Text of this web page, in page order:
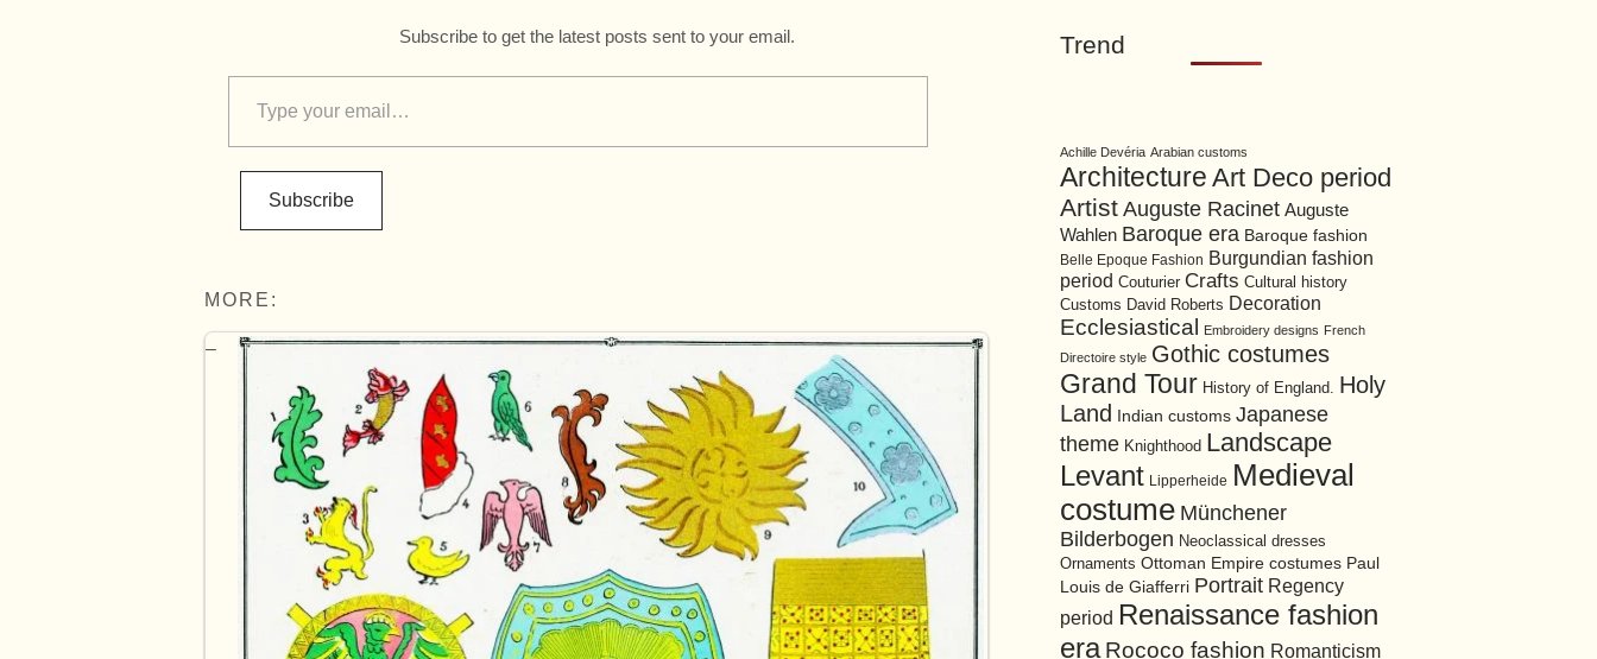
Subscribe to get the latest posts sent to your email.
Subscribe
MORE:
Trend
Achille Devéria Arabian customs
Architecture Art Deco period
Artist Auguste Racinet Auguste
Wahlen Baroque era Baroque fashion
Belle Epoque Fashion Burgundian fashion
period Couturier Crafts Cultural history
Customs David Roberts Decoration
Ecclesiastical Embroidery designs French
Directoire style Gothic costumes
Grand Tour History of England. Holy
Land
Indian customs Japanese
theme Knighthood Landscape
Levant Lipperheide Medieval
costume Münchener
Bilderbogen Neoclassical dresses
Ornaments Ottoman Empire costumes Paul
Louis de Giafferri Portrait Regency
period Renaissance fashion
era Rococo fashion Romanticism